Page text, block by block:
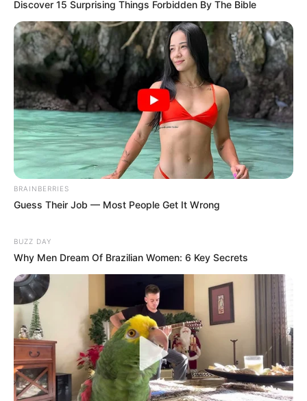
La pregunta que nos taladra el cerebro a todos
es: Si el coche está ahí, destruido, con su
música sonando como un lamento fantasmal…
¿DÓNDE RAYOS ESTÁ EL JAGUAR DÍAZ? ¿Está
vivo y secuestrado? ¿Está malherido vagando
por el cerro? ¿O ya está cantando corridos en el
cielo?
Ese “…Ver más” nos abrió la puerta a un
misterio que apenas comienza. Manténganse
pegados a sus celulares, mi raza, porque esto
se va a poner peor antes de mejorar. No crean
¡Seguiremos informando desde la trinchera del
chisme caliente! ¡Recen por el Jaguar, o por su
alma, porque la cosa está color de hormiga
brava! ¡Cambio y fuera!
Discover 15 Surprising Things Forbidden By The Bible
BRAINBERRIES
Guess Their Job — Most People Get It Wrong
BUZZ DAY
Why Men Dream Of Brazilian Women: 6 Key Secrets